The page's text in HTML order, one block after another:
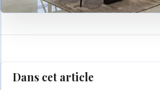
Dans cet article